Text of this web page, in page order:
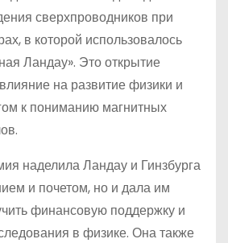
сверхпроводников при
в которой использовалось
Ландау». Это открытие
на развитие физики и
к пониманию магнитных
наделила Ландау и Гинзбурга
и почетом, но и дала им
финансовую поддержку и
в физике. Она также